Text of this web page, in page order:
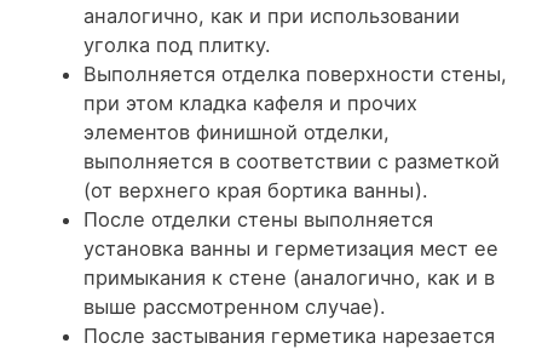
аналогично, как и при использовании
уголка под плитку.
Выполняется отделка поверхности стены,
при этом кладка кафеля и прочих
элементов финишной отделки,
выполняется в соответствии с разметкой
(от верхнего края бортика ванны).
После отделки стены выполняется
установка ванны и герметизация мест ее
примыкания к стене (аналогично, как и в
выше рассмотренном случае).
После застывания герметика нарезается